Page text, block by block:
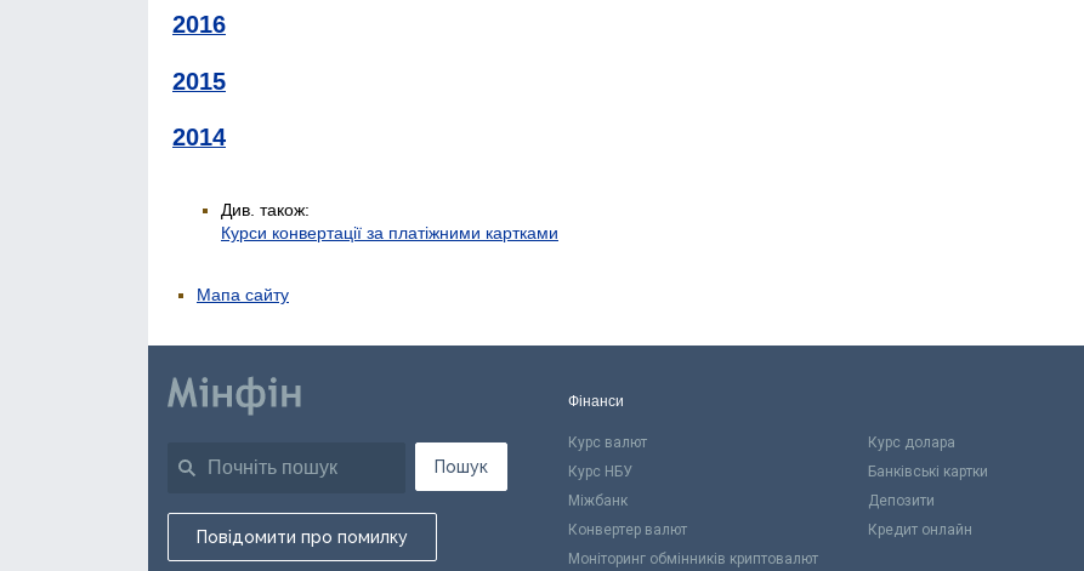
2016
2015
2014
Див. також:
Курси конвертації за платіжними картками
Мапа сайту
Пошук
Повідомити про помилку
Фінанси
Курс валют Курс долара
Курс НБУ
Банківські картки
Міжбанк
Депозити
Конвертер валют
Кредит онлайн
Моніторинг обмінників криптовалют